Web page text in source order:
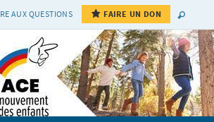
AUX QUESTIONS FAIRE UN DON